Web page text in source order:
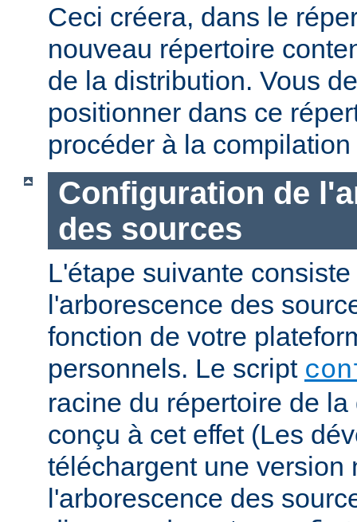
Ceci créera, dans le
nouveau répertoire
de la distribution. Vous
positionner dans ce
procéder à la
Configuration de
des sources
L'étape suivante
l'arborescence des
fonction de votre
personnels. Le script
racine du répertoire de
conçu à cet effet (Les
téléchargent une version
l'arborescence des